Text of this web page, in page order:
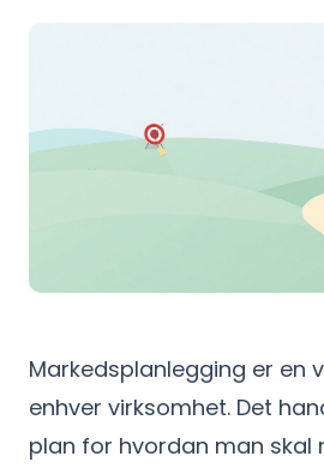
Markedsplanlegging er en
enhver virksomhet. Det
plan for hvordan man skal